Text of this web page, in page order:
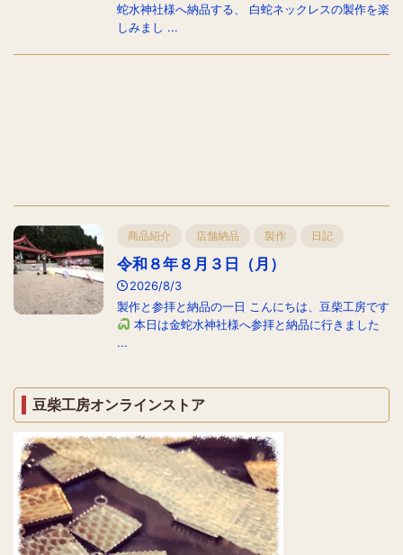
蛇水神社様へ納品する、 白蛇ネックレスの製作を楽
しみまし ...
商品紹介 店舗納品 製作 日記
令和８年８月３日（月）
2026/8/3
製作と参拝と納品の一日 こんにちは、豆柴工房です
本日は金蛇水神社様へ参拝と納品に行きました
...
豆柴工房オンラインストア